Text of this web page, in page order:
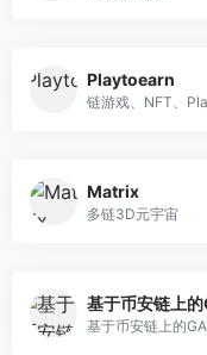
Playtoearn
链游戏、NFT、
Matrix
多链3D元宇宙
基于币安链上
基于币安链上的